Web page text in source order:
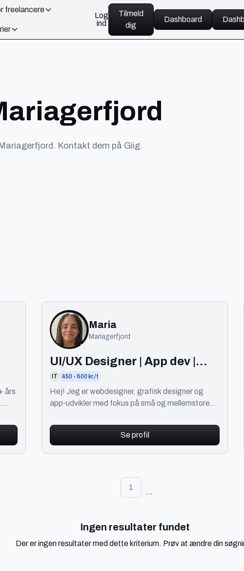
freelancere
Log
ind
Tilmeld
dig
Dashboard
Kontakt dem på Giig.
års
Maria
Mariagerfjord
UI/UX Designer | App dev |
Branding Expert
IT 450 - 600 kr./t
Hej! Jeg er webdesigner, grafisk designer og
app-udvikler med fokus på små og mellemstore
Se profil
1 ...
Ingen resultater fundet
Der er ingen resultater med dette kriterium. Prøv at ændre din